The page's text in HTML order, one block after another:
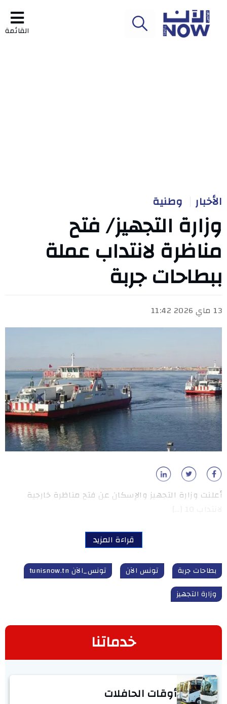
القائمة
الأخبار وطنية
وزارة التجهيز/ فتح
مناظرة لانتداب عملة
ببطاحات جربة
13 ماي 2026 11:42
أعلنت وزارة التجهيز والإسكان عن فتح مناظرة خارجية
قراءة المزيد
بطاحات جربة تونس الآن
تونس_الآن tunisnow.tn
وزارة التجهيز
خدماتنا
أوقات الحافلات